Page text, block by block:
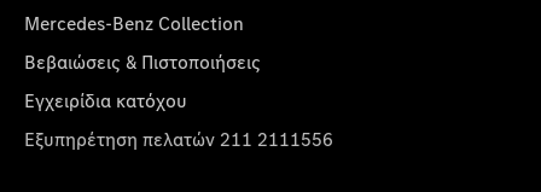
Mercedes-Benz Collection
Βεβαιώσεις & Πιστοποιήσεις
Εγχειρίδια κατόχου
Εξυπηρέτηση πελατών 211 2111556